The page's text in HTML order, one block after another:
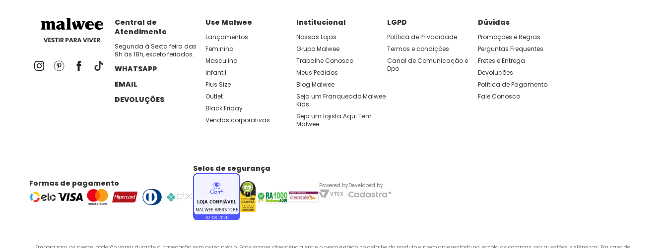
Central de
Atendimento
Segunda à Sexta feira das
9h às 18h, exceto feriados.
WHATSAPP
EMAIL
DEVOLUÇÕES
Use Malwee
Lançamentos
Feminino
Masculino
Infantil
Plus Size
Outlet
Black Friday
Vendas corporativas
Institucional
Nossas Lojas
Grupo Malwee
Trabalhe Conosco
Meus Pedidos
Blog Malwee
Seja um Franqueado Malwee
Kids
Seja um lojista Aqui Tem
Malwee
LGPD
Política de Privacidade
Termos e condições
Canal de Comunicação e
Dpo
Dúvidas
Promoções e Regras
Perguntas Frequentes
Fretes e Entrega
Devoluções
Política de Pagamento
Fale Conosco
Formas de pagamento
Selos de segurança
Powered byDeveloped by